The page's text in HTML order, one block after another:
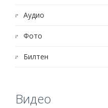
Aудио
Фото
Билтен
Видео